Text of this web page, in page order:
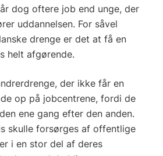
dog oftere job end unge, der
uddannelsen. For såvel
drenge er det at få en
helt afgørende.
der ikke får en
op på jobcentrene, fordi de
ene gang efter den anden.
skulle forsørges af offentlige
i en stor del af deres